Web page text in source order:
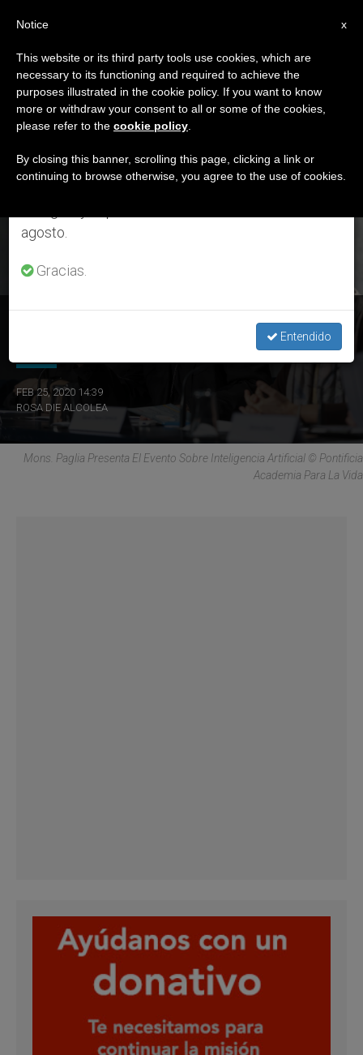
ETIQUETA
Posts Tagged ‘el Buen
Algoritmo’
ÚLTIMAS NOTICIAS
FEB 25, 2020 14:39
ROSA DIE ALCOLEA
Mons. Paglia Presenta El Evento Sobre Inteligencia Artificial © Pontificia
Academia Para La Vida
×
Aviso importante
Del 27 de julio al 7 de agosto haremos la pausa
anual, aprovechando que en el periodo de verano
se generan menos informaciones y también el
agosto.
Gracias.
Entendido
x
Notice
This website or its third party tools use cookies, which are
necessary to its functioning and required to achieve the
purposes illustrated in the cookie policy. If you want to know
more or withdraw your consent to all or some of the cookies,
please refer to the cookie policy
By closing this banner, scrolling this page, clicking a link or
continuing to browse otherwise, you agree to the use of cookies.